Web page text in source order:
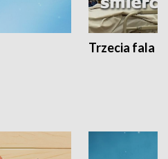
Trzecia fala -